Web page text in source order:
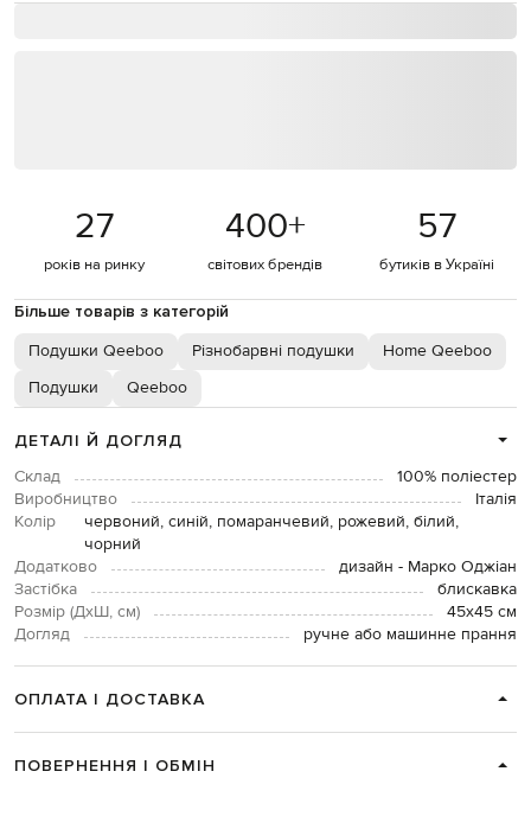
27
років на ринку
400+
світових брендів
57
бутиків в Україні
Більше товарів з категорій
Подушки Qeeboo Різнобарвні подушки
Home Qeeboo
Подушки
Qeeboo
ДЕТАЛІ Й ДОГЛЯД
Склад
100% поліестер
Виробництво
Італія
Колір
червоний, синій, помаранчевий, рожевий, білий,
чорний
Додатково
дизайн - Марко Оджіан
Застібка
блискавка
Розмір (ДхШ, см)
45х45 см
Догляд
ручне або машинне прання
ОПЛАТА І ДОСТАВКА
ПОВЕРНЕННЯ І ОБМІН